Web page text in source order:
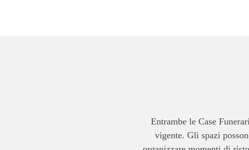
Entrambe le Case
vigente. Gli spazi